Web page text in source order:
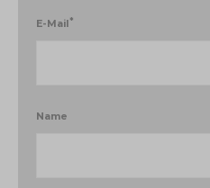
E-Mail *
Name